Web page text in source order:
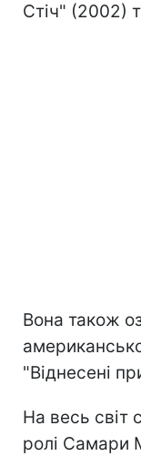
Стіч" (2002)
Вона також
"Віднесені
На весь світ
ролі Самари